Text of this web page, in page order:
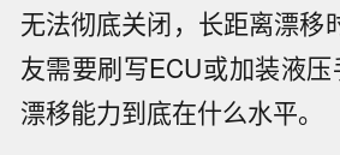
无法彻底关闭，长距离漂移
友需要刷写ECU或加装液
漂移能力到底在什么水平。